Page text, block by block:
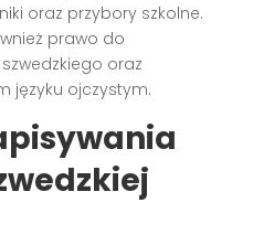
oraz przybory szkolne.
prawo do
oraz
języku ojczystym.